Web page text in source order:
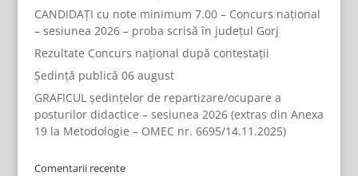
CANDIDAȚI cu note minimum 7.00 – Concurs național
– sesiunea 2026 – proba scrisă în județul Gorj
Rezultate Concurs național după contestații
Ședință publică 06 august
GRAFICUL ședințelor de repartizare/ocupare a
posturilor didactice – sesiunea 2026 (extras din Anexa
19 la Metodologie – OMEC nr. 6695/14.11.2025)
Comentarii recente